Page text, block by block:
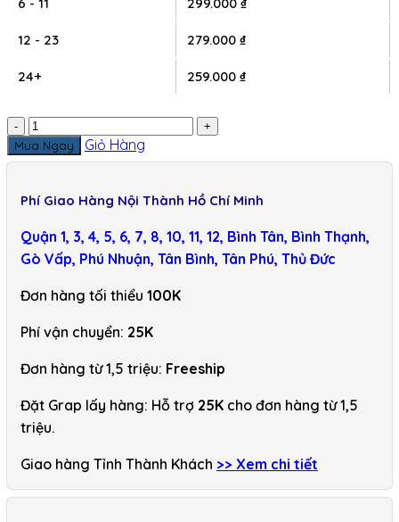
12 - 23 279.000 ₫
24+ 259.000 ₫
- +
Mua Ngay Giỏ Hàng
Phí Giao Hàng Nội Thành Hồ Chí Minh
Quận 1, 3, 4, 5, 6, 7, 8, 10, 11, 12, Bình Tân, Bình Thạnh,
Gò Vấp, Phú Nhuận, Tân Bình, Tân Phú, Thủ Đức
Đơn hàng tối thiểu 100K
Phí vận chuyển: 25K
Đơn hàng từ 1,5 triệu: Freeship
Đặt Grap lấy hàng: Hỗ trợ 25K cho đơn hàng từ 1,5
triệu.
Giao hàng Tỉnh Thành Khách >> Xem chi tiết